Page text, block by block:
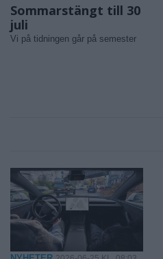
Sommarstängt till 30
juli
Vi på tidningen går på semester